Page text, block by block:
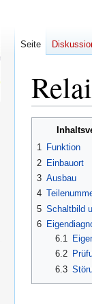
1 Funktion
2 Einbauort
3 Ausbau
4
5 Schaltbild
6
6.1
6.2
6.3
Seite